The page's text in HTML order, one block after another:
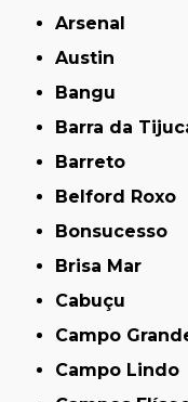
Arsenal
Austin
Bangu
Barra da
Barreto
Belford Roxo
Bonsucesso
Brisa Mar
Cabuçu
Campo
Campo Lindo